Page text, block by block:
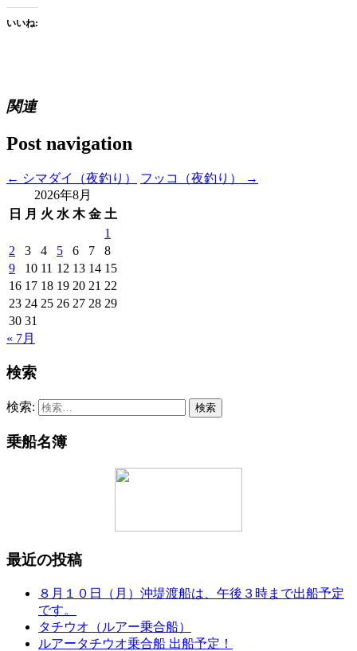
いいね:
関連
Post navigation
← シマダイ（夜釣り） フッコ（夜釣り）
→
2026年8月
日
月 火 水 木 金 土
1
2
3 4 5 6 7
8
9
10 11 12 13 14 15
16 17 18 19 20 21 22
23 24 25 26 27 28 29
30 31
« 7月
検索
検索:
乗船名簿
最近の投稿
８月１０日（月）沖堤渡船は、午後３時まで出船予定
です。
タチウオ（ルアー乗合船）
ルアータチウオ乗合船 出船予定！